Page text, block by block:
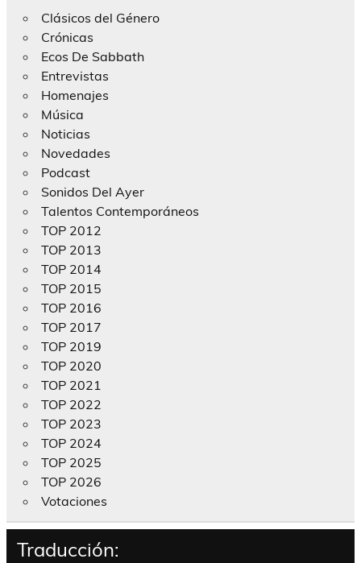
Clásicos del Género
Crónicas
Ecos De Sabbath
Entrevistas
Homenajes
Música
Noticias
Novedades
Podcast
Sonidos Del Ayer
Talentos Contemporáneos
TOP 2012
TOP 2013
TOP 2014
TOP 2015
TOP 2016
TOP 2017
TOP 2019
TOP 2020
TOP 2021
TOP 2022
TOP 2023
TOP 2024
TOP 2025
TOP 2026
Votaciones
Traducción: